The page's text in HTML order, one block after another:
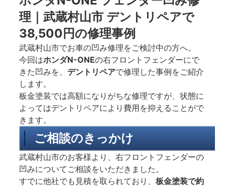
理｜武蔵村山市 デントリペアで
38,500円の修理事例
武蔵村山市でお車の凹み修理をご検討中の方へ。
今回はホンダN-ONEの右フロントフェンダーにで
きた凹みを、 デントリペアで修理した事例をご紹介
します。
板金塗装では高額になりがちな修理ですが、状態に
よってはデントリペアにより費用を抑えることがで
きます。
ご相談のきっかけ
武蔵村山市のお客様より、右フロントフェンダーの
凹みについてご相談をいただきました。
すでに他社でも見積を取られており、板金塗装で約